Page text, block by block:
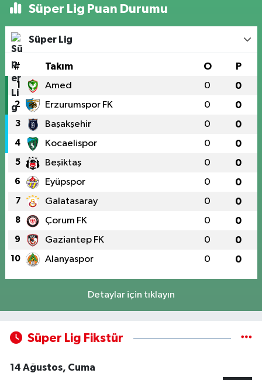
Süper Lig Puan Durumu
Süper Lig
# Takım O P
1 Amed 0 0
2 Erzurumspor FK 0 0
3 Başakşehir 0 0
4 Kocaelispor 0 0
5 Beşiktaş 0 0
6 Eyüpspor 0 0
7 Galatasaray 0 0
8 Çorum FK 0 0
9 Gaziantep FK 0 0
10 Alanyaspor 0 0
Detaylar için tıklayın
Süper Lig Fikstür
14 Ağustos, Cuma